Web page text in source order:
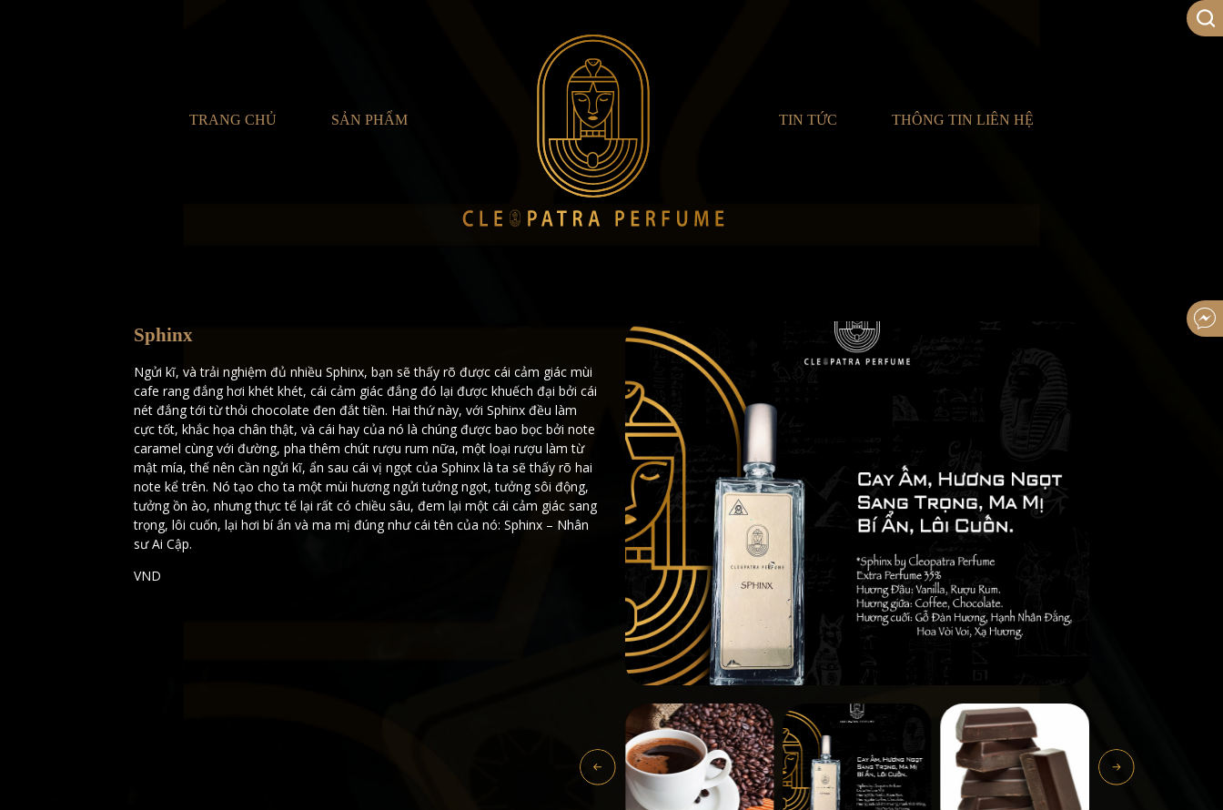
TRANG CHỦ SẢN PHẨM TIN TỨC THÔNG TIN LIÊN HỆ
Sphinx
Ngửi kĩ, và trải nghiệm đủ nhiều Sphinx, bạn sẽ thấy rõ được cái cảm giác mùi
cafe rang đắng hơi khét khét, cái cảm giác đắng đó lại được khuếch đại bởi cái
nét đắng tới từ thỏi chocolate đen đắt tiền. Hai thứ này, với Sphinx đều làm
cực tốt, khắc họa chân thật, và cái hay của nó là chúng được bao bọc bởi note
caramel cùng với đường, pha thêm chút rượu rum nữa, một loại rượu làm từ
mật mía, thế nên cần ngửi kĩ, ẩn sau cái vị ngọt của Sphinx là ta sẽ thấy rõ hai
note kể trên. Nó tạo cho ta một mùi hương ngửi tưởng ngọt, tưởng sôi động,
tưởng ồn ào, nhưng thực tế lại rất có chiều sâu, đem lại một cái cảm giác sang
trọng, lôi cuốn, lại hơi bí ẩn và ma mị đúng như cái tên của nó: Sphinx – Nhân
sư Ai Cập.
VND